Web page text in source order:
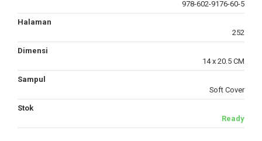
978-602-9176-60-5
Halaman
252
Dimensi
14 x 20.5 CM
Sampul
Soft Cover
Stok
Ready